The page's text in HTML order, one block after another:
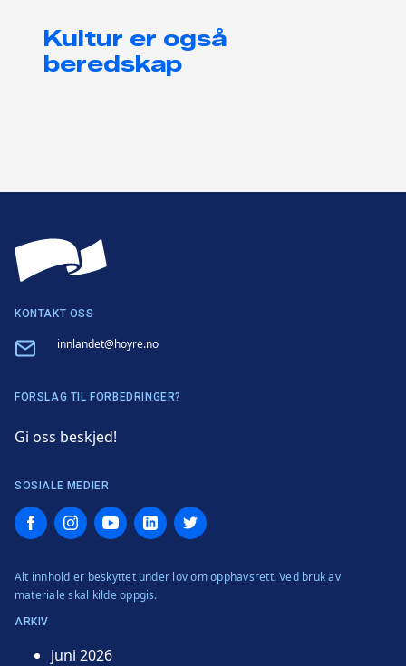
Kultur er også
beredskap
KONTAKT OSS
Email innlandet@hoyre.no
FORSLAG TIL FORBEDRINGER?
Gi oss beskjed!
SOSIALE MEDIER
FacebookInstagramYouTubeLinkedInTwitter
Alt innhold er beskyttet under lov om opphavsrett. Ved bruk av
materiale skal kilde oppgis.
ARKIV
juni 2026